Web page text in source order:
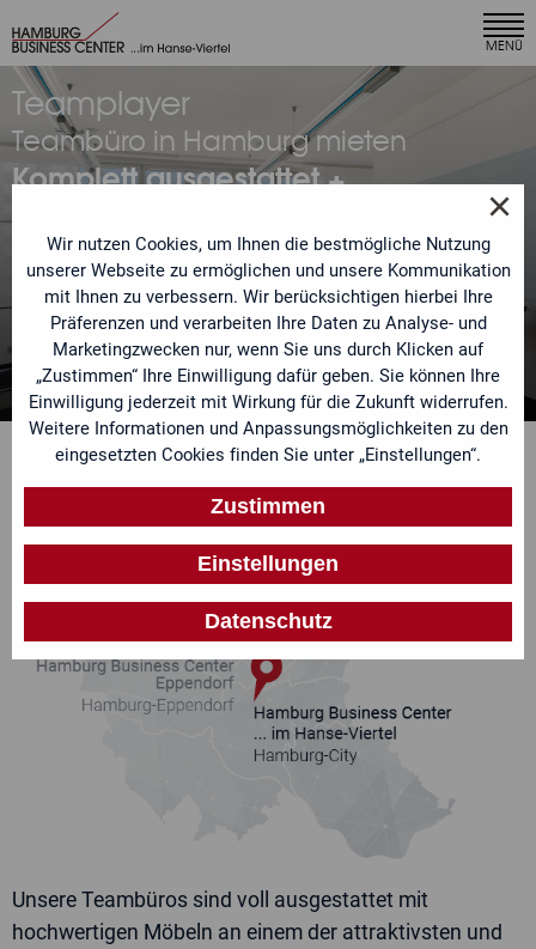
Teamplayer
Teambüro in Hamburg mieten
Komplett ausgestattet +
Jetzt individuelles Angebot
anfordern
MENÜ
Unsere Teambüros sind voll ausgestattet mit
hochwertigen Möbeln an einem der attraktivsten und
×
Ihr Angebot anfordern
Unser Team bearbeitet Ihre Anfrage umgehend und
meldet sich mit einem individuellen Angebot bei Ihnen.
Sie möchten ein speziell auf Ihre Bedürfnisse
uns einfach Ihre Anforderungen mit.
Anrede
Name
Telefon
Ich interessiere mich für
×
Wir nutzen Cookies, um Ihnen die bestmögliche Nutzung
unserer Webseite zu ermöglichen und unsere Kommunikation
mit Ihnen zu verbessern. Wir berücksichtigen hierbei Ihre
Präferenzen und verarbeiten Ihre Daten zu Analyse- und
Marketingzwecken nur, wenn Sie uns durch Klicken auf
„Zustimmen“ Ihre Einwilligung dafür geben. Sie können Ihre
Einwilligung jederzeit mit Wirkung für die Zukunft widerrufen.
Weitere Informationen und Anpassungsmöglichkeiten zu den
eingesetzten Cookies finden Sie unter „Einstellungen“.
Zustimmen
Einstellungen
Datenschutz